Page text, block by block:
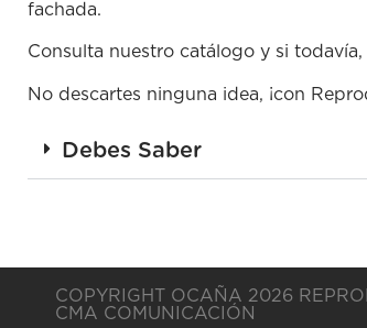
fachada.
Consulta nuestro catálogo y si
No descartes ninguna idea, ¡con
Debes Saber
COPYRIGHT OCAÑA 2026
CMA COMUNICACIÓN